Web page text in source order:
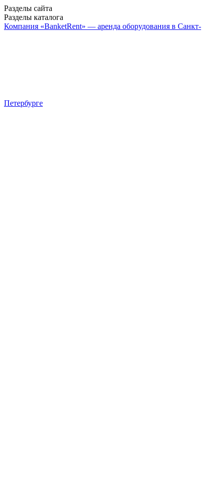
Разделы сайта
Разделы каталога
Компания «BanketRent» — аренда оборудования в Санкт-
Петербурге